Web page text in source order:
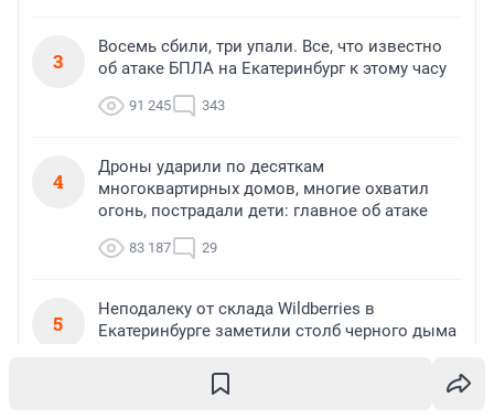
3
Восемь сбили, три упали. Все, что известно
об атаке БПЛА на Екатеринбург к этому часу
91 245 343
4
Дроны ударили по десяткам
многоквартирных домов, многие охватил
огонь, пострадали дети: главное об атаке
83 187 29
5
Неподалеку от склада Wildberries в
Екатеринбурге заметили столб черного дыма